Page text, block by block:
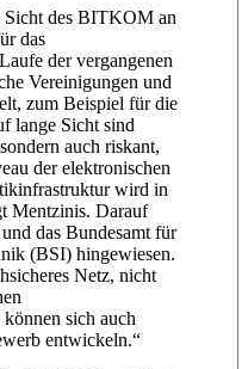
Sicht des BITKOM an
das
der vergangenen
Vereinigungen und
zum Beispiel für die
lange Sicht sind
auch riskant,
der elektronischen
wird in
Mentzinis. Darauf
das Bundesamt für
(BSI) hingewiesen.
Netz, nicht
sich auch
entwickeln.“